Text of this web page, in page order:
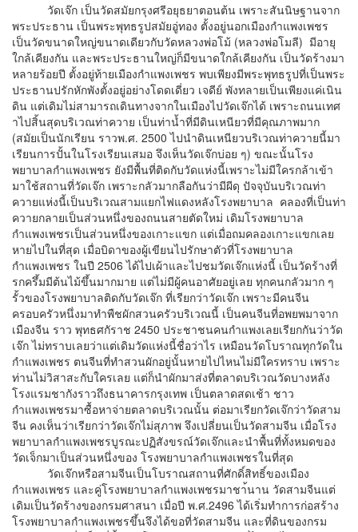
วัดเจ๊ก เป็นวัดสมัยกรุงศรีอยุธยาตอนต้น เพราะสันนิษฐานจาก
พระประธาน เป็นพระพุทธรูปสมัยอู่ทอง ตั้งอยู่นอกเมืองกำแพงเพชร
เป็นวัดขนาดใหญ่ขนาดเดียวกับวัดหลวงพ่อโม้ (หลวงพ่อโมลี) มีอายุ
ใกล้เคียงกัน และพระประธานใหญ่ก็มีขนาดใกล้เคียงกัน เป็นวัดร้างมา
หลายร้อยปี ตั้งอยู่ท้ายเมืองกำแพงเพชร พบเพียงมีพระพุทธรูปที่เป็นพระ
ประธานปรักหักพังตั้งอยู่อย่างโดดเดี่ยว เจดีย์ พังทลายเป็นเพียงแค่เนิน
ดิน แต่เดิมไม่สามารถเดินทางจากในเมืองไปวัดเจ๊กได้ เพราะถนนเทศ
าไปสิ้นสุดบริเวณท่าควาย เป็นท่าน้ำที่มีดินเหนียวที่มีคุณภาพมาก
(สมัยเป็นนักเรียน ราวพ.ศ. 2500 ไปนำดินเหนียวบริเวณท่าควายนี้มา
เรียนการปั้นในโรงเรียนเสมอ จึงเห็นวัดเจ๊กบ่อย ๆ) ขณะนั้นโรง
พยาบาลกำแพงเพชร ยังมีพื้นที่ติดกับวัดแห่งนี้เพราะไม่มีใครกล้าเข้า
มาใช้สถานที่วัดเจ๊ก เพราะกลัวมากลือกันว่ามีผีดุ ปัจจุบันบริเวณท่า
ควายแห่งนี้เป็นบริเวณสามแยกไฟแดงหลังโรงพยาบาล คลองที่เป็นท่า
ควายกลายเป็นส่วนหนึ่งของถนนสายตัดใหม่ เดิมโรงพยาบาล
กำแพงเพชรเป็นส่วนหนึ่งของเกาะแขก แต่เมื่อถมคลองเกาะแขกเลย
หายไปในที่สุด เมื่อบิดาของผู้เขียนไปรักษาตัวที่โรงพยาบาล
กำแพงเพชร ในปี 2506 ได้ไปเผ้าและไปชมวัดเจ๊กแห่งนี้ เป็นวัดร้างที่
รกครึ้มมีต้นไม้ขึ้นมากมาย แต่ไม่มีผู้คนอาศัยอยู่เลย ทุกคนกลัวมาก ๆ
รั้วของโรงพยาบาลติดกับวัดเจ๊ก ที่เรียกว่าวัดเจ๊ก เพราะมีคนจีน
ครอบครัวหนึ่งมาทำพืชผักสวนครัวบริเวณนี้ เป็นคนจีนที่อพยพมาจาก
เมืองจีน ราว พุทธศกัราช 2450 ประชาชนคนกำแพงเลยเรียกกันว่าวัด
เจ๊ก ไม่ทราบเลยว่าแต่เดิมวัดแห่งนี้ชื่อว่าไร เหมือนวัดโบราณทุกวัดใน
กำแพงเพชร ตนจีนที่ทำสวนผักอยู่นั้นหายไปไหนไม่มีใครทราบ เพราะ
ท่านไม่วิสาสะกับใครเลย แต่ก็นำผักมาส่งที่ตลาดบริเวณวัดบางหลัง
โรงแรมชากังราวถึงธนาคารกรุงเทพ เป็นตลาดสดเช้า ชาว
กำแพงเพชรมาซื้อหาจ่ายตลาดบริเวณนั้น ต่อมาเรียกวัดเจ๊กว่าวัดสาม
จีน คงเห็นว่าเรียกว่าวัดเจ๊กไม่สุภาพ จึงเปลี่ยนเป็นวัดสามจีน เมื่อโรง
พยาบาลกำแพงเพชรบูรณะปฏิสังขรณ์วัดเจ๊กและนำพื้นที่ทั้งหมดของ
วัดเจ็กมาเป็นส่วนหนึ่งของ โรงพยาบาลกำแพงเพชรในที่สุด
วัดเจ๊กหรือสามจีนเป็นโบราณสถานที่ศักดิ์สิทธิ์ของเมือง
กำแพงเพชร และคู่โรงพยาบาลกำแพงเพชรมาชา้นาน วัดสามจีนแต่
เดิมเป็นวัดร้างของกรมศาสนา เมื่อปี พ.ศ.2496 ได้เริ่มทำการก่อสร้าง
โรงพยาบาลกำแพงเพชรขึ้นจึงได้ขอที่วัดสามจีน และที่ดินของกรม